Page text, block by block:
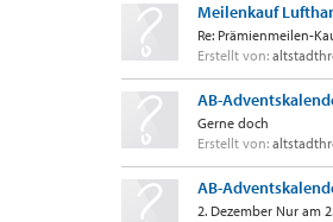
Meilenkauf
Re: Prämienmeilen-
Erstellt von:
AB-
Gerne doch
Erstellt von:
AB-
2. Dezember Nur am